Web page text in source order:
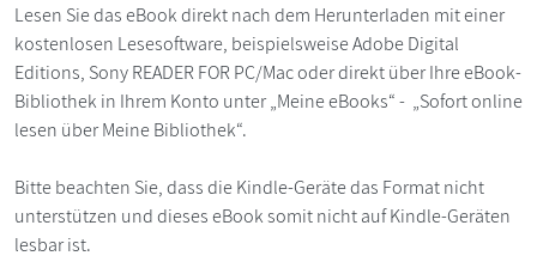
Lesen Sie das eBook direkt nach dem Herunterladen mit einer
kostenlosen Lesesoftware, beispielsweise Adobe Digital
Editions, Sony READER FOR PC/Mac oder direkt über Ihre eBook-
Bibliothek in Ihrem Konto unter „Meine eBooks“ - „Sofort online
lesen über Meine Bibliothek“.
Bitte beachten Sie, dass die Kindle-Geräte das Format nicht
unterstützen und dieses eBook somit nicht auf Kindle-Geräten
lesbar ist.